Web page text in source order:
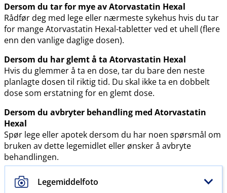
Dersom du tar for mye av Atorvastatin Hexal
Rådfør deg med lege eller nærmeste sykehus hvis du tar
for mange Atorvastatin Hexal-tabletter ved et uhell (flere
enn den vanlige daglige dosen).
Dersom du har glemt å ta Atorvastatin Hexal
Hvis du glemmer å ta en dose, tar du bare den neste
planlagte dosen til riktig tid. Du skal ikke ta en dobbelt
dose som erstatning for en glemt dose.
Dersom du avbryter behandling med Atorvastatin
Hexal
Spør lege eller apotek dersom du har noen spørsmål om
bruken av dette legemidlet eller ønsker å avbryte
behandlingen.
Legemiddelfoto